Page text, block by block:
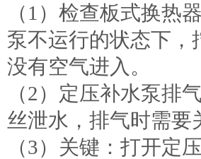
（1）检查板式换热
泵不运行的状态下，
没有空气进入。
（2）定压补水泵排
丝泄水，排气时需要
（3）关键：打开定